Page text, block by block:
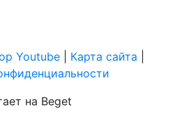
Youtube Карта сайта
на Beget